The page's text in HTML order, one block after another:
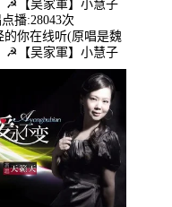
的你在线听(原唱是魏
☭【吴家軍】小慧子
播:28043次